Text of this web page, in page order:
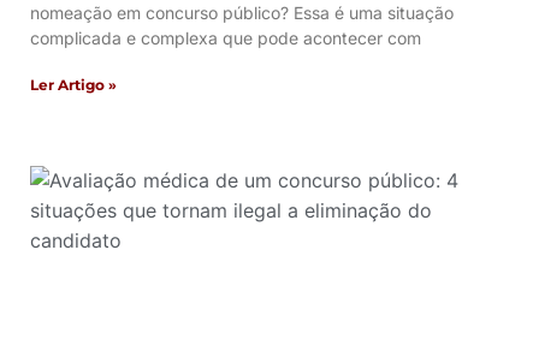
nomeação em concurso público? Essa é uma situação
complicada e complexa que pode acontecer com
Ler Artigo »